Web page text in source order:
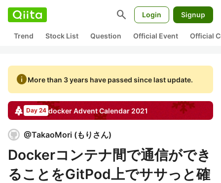
search Login Signup
Trend Stock List Question Official Event Official
infoMore than 3 years have passed since last update.
Day 24 dockerAdvent Calendar 2021
@TakaoMori (もりさん)
Dockerコンテナ間で通信ができ
ることをGitPod上でササっと確